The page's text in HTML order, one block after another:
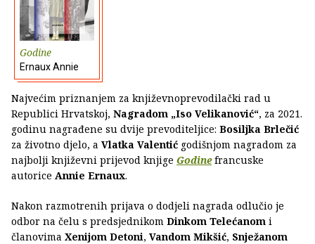
Godine
Ernaux Annie
Najvećim priznanjem za književnoprevodilački rad u
Republici Hrvatskoj, Nagradom „Iso Velikanović“, za 2021.
godinu nagrađene su dvije prevoditeljice: Bosiljka Brlečić
za životno djelo, a Vlatka Valentić godišnjom nagradom za
najbolji književni prijevod knjige Godine francuske
autorice Annie Ernaux.
Nakon razmotrenih prijava o dodjeli nagrada odlučio je
odbor na čelu s predsjednikom Dinkom Telećanom i
članovima Xenijom Detoni, Vandom Mikšić, Snježanom